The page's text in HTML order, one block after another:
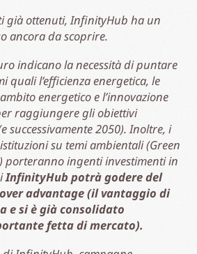
già ottenuti, InfinityHub ha un
ancora da scoprire.
indicano la necessità di puntare
quali l’efficienza energetica, le
energetico e l’innovazione
raggiungere gli obiettivi
successivamente 2050). Inoltre, i
su temi ambientali (Green
porteranno ingenti investimenti in
InfinityHub potrà godere del
advantage (il vantaggio di
e si è già consolidato
fetta di mercato).